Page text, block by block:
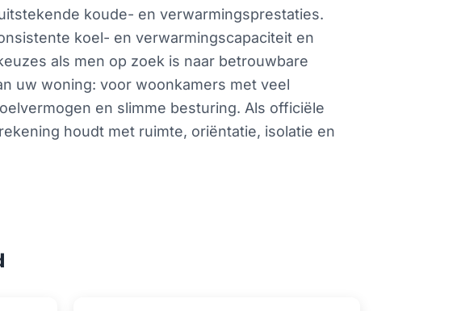
koude- en verwarmingsprestaties.
koel- en verwarmingscapaciteit en
als men op zoek is naar betrouwbare
uw woning: voor woonkamers met veel
en slimme besturing. Als officiële
houdt met ruimte, oriëntatie, isolatie en